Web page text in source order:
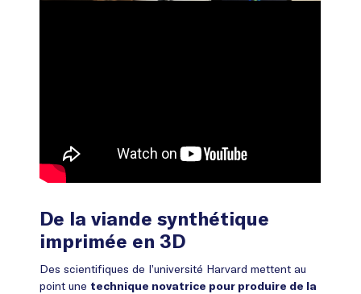
De la viande synthétique
imprimée en 3D
Des scientifiques de l’université Harvard mettent au
point une technique novatrice pour produire de la